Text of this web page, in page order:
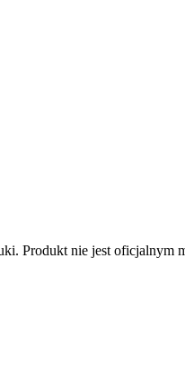
Produkt nie jest oficjalnym